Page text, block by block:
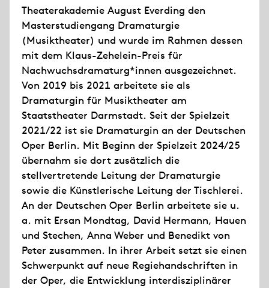
Theaterakademie August Everding den
Masterstudiengang Dramaturgie
(Musiktheater) und wurde im Rahmen dessen
mit dem Klaus-Zehelein-Preis für
Nachwuchsdramaturg*innen ausgezeichnet.
Von 2019 bis 2021 arbeitete sie als
Dramaturgin für Musiktheater am
Staatstheater Darmstadt. Seit der Spielzeit
2021/22 ist sie Dramaturgin an der Deutschen
Oper Berlin. Mit Beginn der Spielzeit 2024/25
übernahm sie dort zusätzlich die
stellvertretende Leitung der Dramaturgie
sowie die Künstlerische Leitung der Tischlerei.
An der Deutschen Oper Berlin arbeitete sie u.
a. mit Ersan Mondtag, David Hermann, Hauen
und Stechen, Anna Weber und Benedikt von
Peter zusammen. In ihrer Arbeit setzt sie einen
Schwerpunkt auf neue Regiehandschriften in
der Oper, die Entwicklung interdisziplinärer